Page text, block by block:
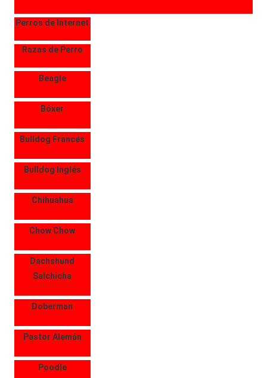
Perros de Internet
Razas de Perro
Beagle
Bóxer
Bulldog Francés
Bulldog Inglés
Chihuahua
Chow Chow
Dachshund
Salchicha
Doberman
Pastor Alemán
Poodle